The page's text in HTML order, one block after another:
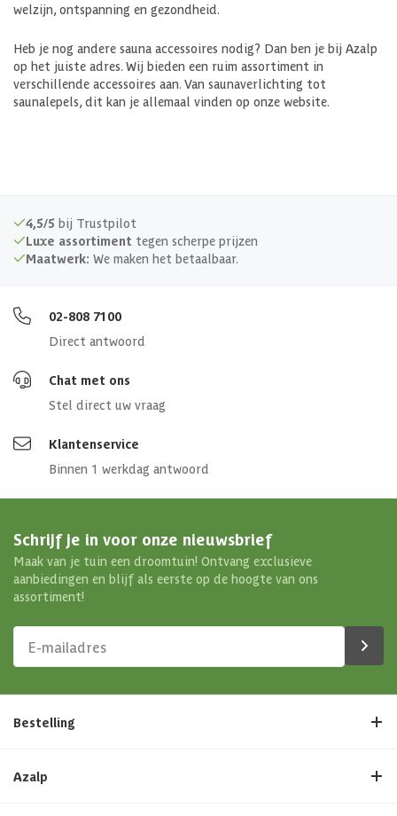
welzijn, ontspanning en gezondheid.
Heb je nog andere sauna accessoires nodig? Dan ben je bij Azalp
op het juiste adres. Wij bieden een ruim assortiment in
verschillende accessoires aan. Van saunaverlichting tot
saunalepels, dit kan je allemaal vinden op onze website.
4,5/5 bij Trustpilot
Luxe assortiment tegen scherpe prijzen
Maatwerk: We maken het betaalbaar.
02-808 7100
Direct antwoord
Chat met ons
Stel direct uw vraag
Klantenservice
Binnen 1 werkdag antwoord
Schrijf je in voor onze nieuwsbrief
Maak van je tuin een droomtuin! Ontvang exclusieve
aanbiedingen en blijf als eerste op de hoogte van ons
assortiment!
Bestelling
Azalp